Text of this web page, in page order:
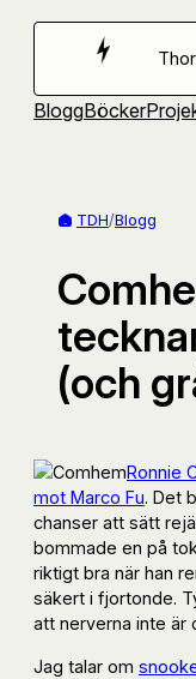
Hoppa
BloggBöcker
TDH/Blogg
(och
Ronnie
mot Marco Fu. Det
chanser att sätt
bommade en på
riktigt bra när han
säkert i fjortonde.
att nerverna inte är
Jag talar om